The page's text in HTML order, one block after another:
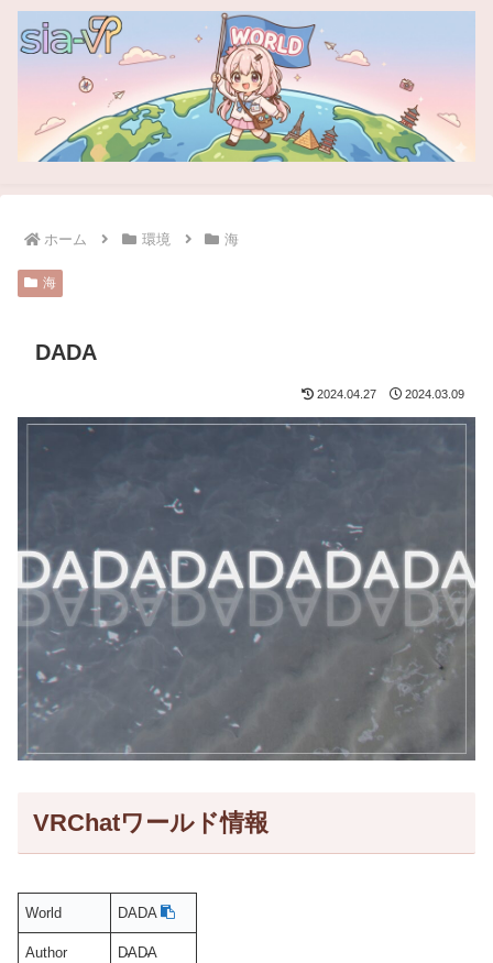
ホーム 環境 海
海
DADA
2024.04.27 2024.03.09
VRChatワールド情報
World DADA
Author D̴AD̴A